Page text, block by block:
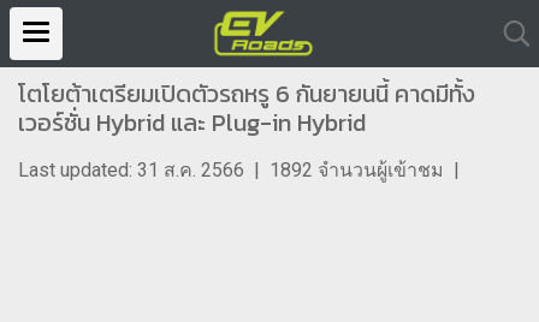
โตโยต้าเตรียมเปิดตัวรถหรู 6 กันยายนนี้ คาดมีทั้ง
เวอร์ชั่น Hybrid และ Plug-in Hybrid
Last updated: 31 ส.ค. 2566 | 1892 จำนวนผู้เข้าชม |